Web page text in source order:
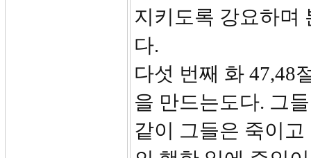
지키도록 강요하며
다.
다섯 번째 화 47,48
을 만드는도다. 그
같이 그들은 죽이